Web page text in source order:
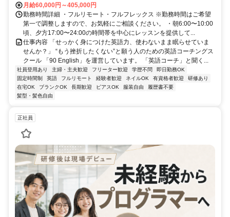
月給60,000円～405,000円
勤務時間詳細 ・フルリモート・フルフレックス ※勤務時間はご希望
第一で調整しますので、お気軽にご相談ください。 ・朝6:00〜10:00
頃、夕方17:00〜24:00の時間帯を中心にレッスンを提供して...
仕事内容 「せっかく身につけた英語力、使わないまま眠らせていま
せんか？」 “もう挫折したくない”と願う人のための英語コーチングス
クール 「90 English」を運営しています。 「英語コーチ」と聞く...
社員登用あり 主婦・主夫歓迎 フリーター歓迎 学歴不問
即日勤務OK
固定時間制
英語 フルリモート 経験者歓迎 ネイルOK 有資格者歓迎
研修あり
在宅OK
ブランクOK 長期歓迎 ピアスOK 服装自由
履歴書不要
髪型・髪色自由
正社員